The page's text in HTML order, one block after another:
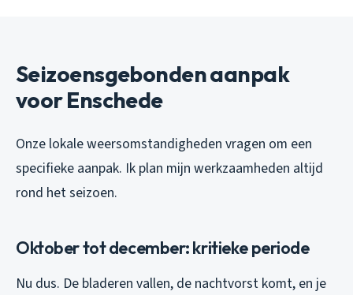
Seizoensgebonden aanpak
voor Enschede
Onze lokale weersomstandigheden vragen om een
specifieke aanpak. Ik plan mijn werkzaamheden altijd
rond het seizoen.
Oktober tot december: kritieke periode
Nu dus. De bladeren vallen, de nachtvorst komt, en je